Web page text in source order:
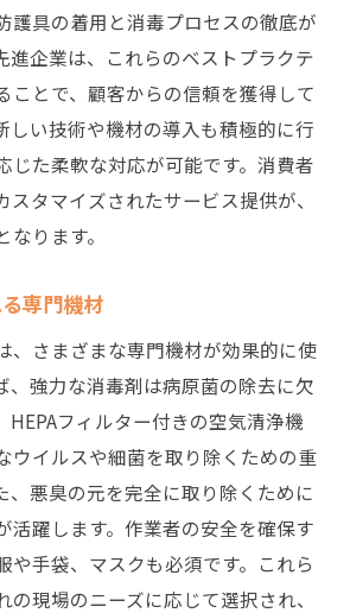
護具の着用と消毒プロセスの徹底が
進企業は、これらのベストプラクテ
ことで、顧客からの信頼を獲得して
しい技術や機材の導入も積極的に行
じた柔軟な対応が可能です。消費者
スタマイズされたサービス提供が、
ります。
専門機材
、さまざまな専門機材が効果的に使
、強力な消毒剤は病原菌の除去に欠
HEPAフィルター付きの空気清浄機
ウイルスや細菌を取り除くための重
、悪臭の元を完全に取り除くために
活躍します。作業者の安全を確保す
や手袋、マスクも必須です。これら
の現場のニーズに応じて選択され、